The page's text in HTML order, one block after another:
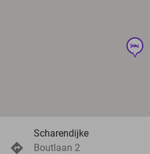
hotel
Scharendijke
Boutlaan 2